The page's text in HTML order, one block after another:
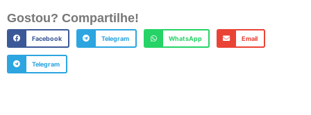
Gostou? Compartilhe!
Facebook Telegram WhatsApp Email
Telegram